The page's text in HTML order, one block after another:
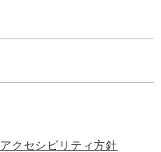
アクセシビリティ方針